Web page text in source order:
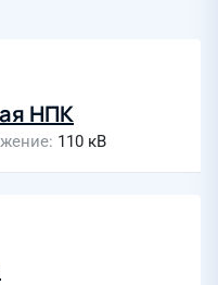
НПК
110 кВ